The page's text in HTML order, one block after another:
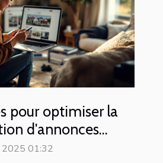
pour optimiser la
d'annonces
en ligne
2025 01:32